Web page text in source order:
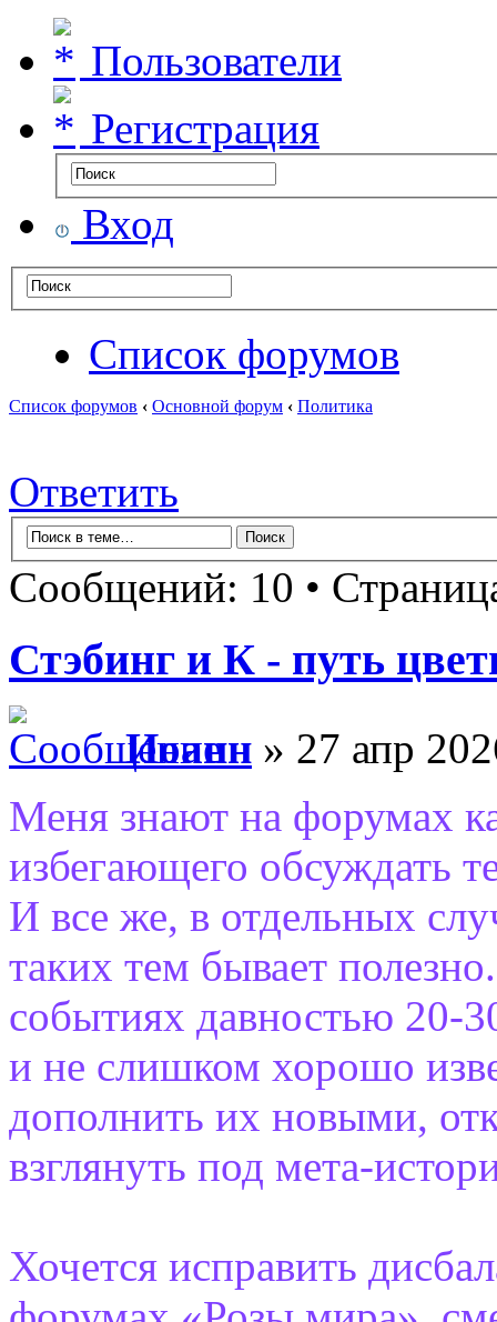
Пользователи
Регистрация
Вход
Список форумов
Список форумов ‹ Основной форум ‹ Политика
Ответить
Сообщений: 10 •
Стэбинг и К - путь
Иоанн » 27 апр
Меня знают на форумах
избегающего обсуждать
И все же, в отдельных
таких тем бывает
событиях давностью 20-
и не слишком хорошо
дополнить их новыми,
взглянуть под мета-
Хочется исправить